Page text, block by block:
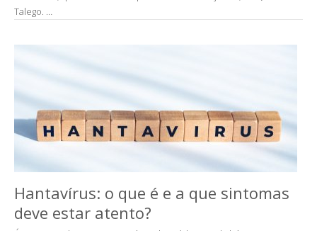
Talego. …
Hantavírus: o que é e a que sintomas
deve estar atento?